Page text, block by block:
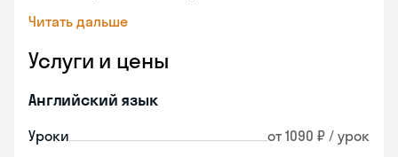
Читать дальше
Услуги и цены
Английский язык
Уроки от 1090 ₽ / урок